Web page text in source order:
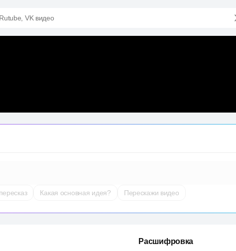
VK видео
Какая основная идея? Перескажи видео
Расшифровка